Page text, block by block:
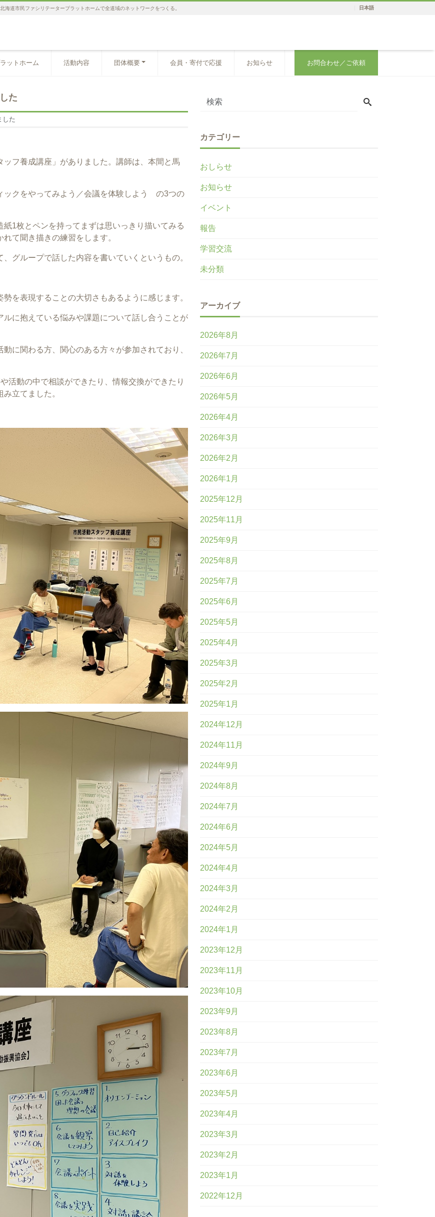
日本語
道市民ファシリテータープラットホームで全道域のネットワークをつくる。
ットホーム 活動内容 団体概要 会員・寄付で応援 お知らせ お問合わせ／ご依頼
た
した
フ養成講座」がありました。講師は、本間と馬
ックをやってみよう／会議を体験しよう の3つの
1枚とペンを持ってまずは思いっきり描いてみる
て聞き描きの練習をします。
グループで話した内容を書いていくというもの。
を表現することの大切さもあるように感じます。
に抱えている悩みや課題について話し合うことが
に関わる方、関心のある方々が参加されており、
活動の中で相談ができたり、情報交換ができたり
立てました。
カテゴリー
おしらせ
お知らせ
イベント
報告
学習交流
未分類
アーカイブ
2026年8月
2026年7月
2026年6月
2026年5月
2026年4月
2026年3月
2026年2月
2026年1月
2025年12月
2025年11月
2025年9月
2025年8月
2025年7月
2025年6月
2025年5月
2025年4月
2025年3月
2025年2月
2025年1月
2024年12月
2024年11月
2024年9月
2024年8月
2024年7月
2024年6月
2024年5月
2024年4月
2024年3月
2024年2月
2024年1月
2023年12月
2023年11月
2023年10月
2023年9月
2023年8月
2023年7月
2023年6月
2023年5月
2023年4月
2023年3月
2023年2月
2023年1月
2022年12月